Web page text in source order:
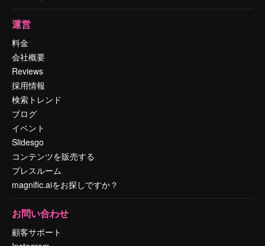
運営
料金
会社概要
Reviews
採用情報
検索トレンド
ブログ
イベント
Slidesgo
コンテンツを販売する
プレスルーム
magnific.aiをお探しですか？
お問い合わせ
顧客サポート